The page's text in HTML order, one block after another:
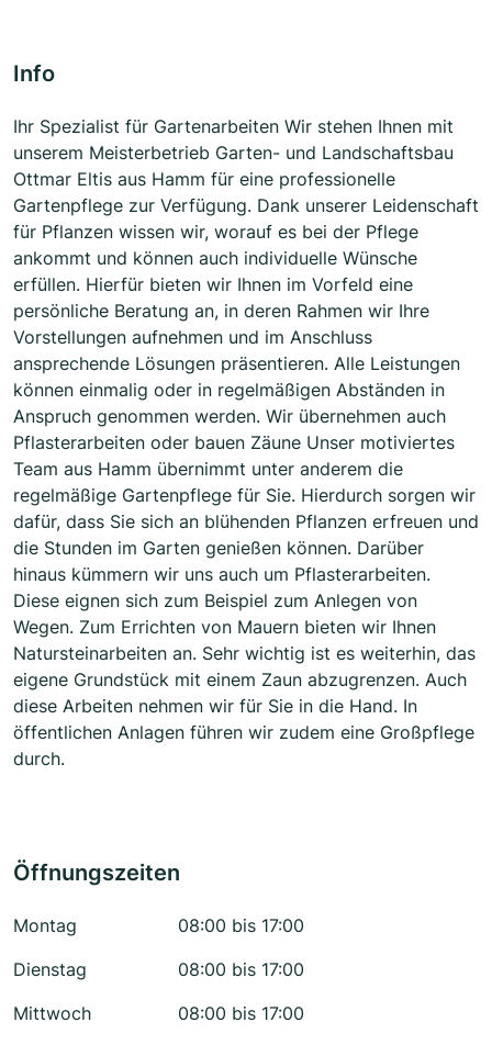
Info
Ihr Spezialist für Gartenarbeiten Wir stehen Ihnen mit
unserem Meisterbetrieb Garten- und Landschaftsbau
Ottmar Eltis aus Hamm für eine professionelle
Gartenpflege zur Verfügung. Dank unserer Leidenschaft
für Pflanzen wissen wir, worauf es bei der Pflege
ankommt und können auch individuelle Wünsche
erfüllen. Hierfür bieten wir Ihnen im Vorfeld eine
persönliche Beratung an, in deren Rahmen wir Ihre
Vorstellungen aufnehmen und im Anschluss
ansprechende Lösungen präsentieren. Alle Leistungen
können einmalig oder in regelmäßigen Abständen in
Anspruch genommen werden. Wir übernehmen auch
Pflasterarbeiten oder bauen Zäune Unser motiviertes
Team aus Hamm übernimmt unter anderem die
regelmäßige Gartenpflege für Sie. Hierdurch sorgen wir
dafür, dass Sie sich an blühenden Pflanzen erfreuen und
die Stunden im Garten genießen können. Darüber
hinaus kümmern wir uns auch um Pflasterarbeiten.
Diese eignen sich zum Beispiel zum Anlegen von
Wegen. Zum Errichten von Mauern bieten wir Ihnen
Natursteinarbeiten an. Sehr wichtig ist es weiterhin, das
eigene Grundstück mit einem Zaun abzugrenzen. Auch
diese Arbeiten nehmen wir für Sie in die Hand. In
öffentlichen Anlagen führen wir zudem eine Großpflege
durch.
Öffnungszeiten
Montag
08:00 bis 17:00
Dienstag
08:00 bis 17:00
Mittwoch
08:00 bis 17:00